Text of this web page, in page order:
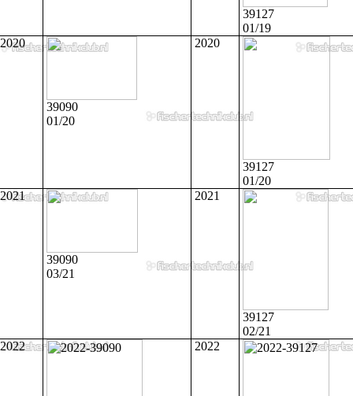
39127
01/19
2020
39090
01/20
2020
39127
01/20
2021
39090
03/21
2021
39127
02/21
2022
2022